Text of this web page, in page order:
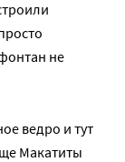
не
ведро и тут
Макатиты